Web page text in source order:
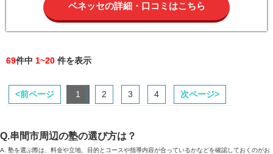
ベネッセの詳細・口コミはこちら
69件中 1~20 件を表示
<前ページ 1 2 3 4 次ページ>
Q.串間市周辺の塾の選び方は？
A. 塾を選ぶ際は、料金や立地、目的とコースや指導内容が合っているかなどを確認しておくのがお